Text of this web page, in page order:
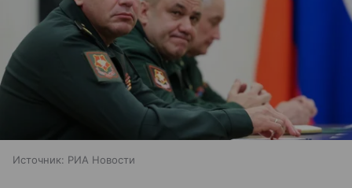
Источник: РИА Новости